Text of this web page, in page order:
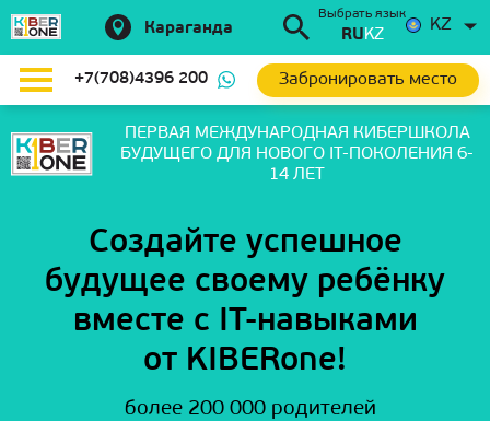
Караганда
Выбрать язык
RUKZ
KZ
+7(708)4396 200 Забронировать место
ПЕРВАЯ МЕЖДУНАРОДНАЯ КИБЕРШКОЛА
БУДУЩЕГОДЛЯ НОВОГО IT-ПОКОЛЕНИЯ 6-
14 ЛЕТ
Создайте успешное
будущее своему ребёнку
вместе с IT-навыками
от KIBERone!
более 200 000 родителей